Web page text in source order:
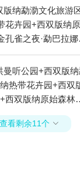
植物园+印象澜沧江
双版纳总佛寺+西双
纳本地玩乐+湄公河
伞飞行营地1日游
版纳勐泐文化旅游
花卉园+西双版纳原
孔雀之夜·勐巴拉娜
+湄公河·六国水上
之夜5日游
曼听公园+西双版
热带花卉园+西双
西双版纳原始森林
+西双版纳总佛寺
西双版纳融创乐园
查看剩余11个 